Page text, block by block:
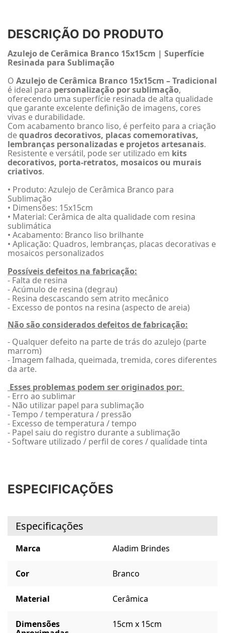
DESCRIÇÃO DO PRODUTO
Azulejo de Cerâmica Branco 15x15cm | Superfície
Resinada para Sublimação
O Azulejo de Cerâmica Branco 15x15cm – Tradicional
é ideal para personalização por sublimação,
oferecendo uma superfície resinada de alta qualidade
que garante excelente definição de imagens, cores
vivas e durabilidade.
Com acabamento branco liso, é perfeito para a criação
dequadros decorativos, placas comemorativas,
lembranças personalizadas e projetos artesanais.
Resistente e versátil, pode ser utilizado em kits
decorativos, porta-retratos, mosaicos ou murais
criativos.
• Produto: Azulejo de Cerâmica Branco para
Sublimação
• Dimensões: 15x15cm
• Material: Cerâmica de alta qualidade com resina
sublimática
• Acabamento: Branco liso brilhante
• Aplicação: Quadros, lembranças, placas decorativas e
mosaicos personalizados
Possíveis defeitos na fabricação:
- Falta de resina
- Acúmulo de resina (degrau)
- Resina descascando sem atrito mecânico
- Excesso de pontos na resina (aspecto de areia)
Não são considerados defeitos de fabricação:
- Qualquer defeito na parte de trás do azulejo (parte
marrom)
- Imagem falhada, queimada, tremida, cores diferentes
da arte.
Esses problemas podem ser originados por:
- Erro ao sublimar
- Não utilizar papel para sublimação
- Tempo / temperatura / pressão
- Excesso de temperatura / tempo
- Papel saiu do registro durante a sublimação
- Software utilizado / perfil de cores / qualidade tinta
ESPECIFICAÇÕES
Especificações
Marca Aladim Brindes
Cor Branco
Material Cerâmica
Dimensões
15cm x 15cm